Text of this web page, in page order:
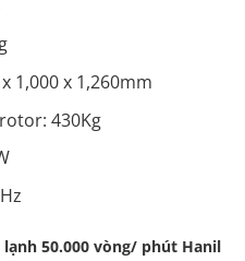
1,000 x 1,260mm
430Kg
50.000 vòng/ phút Hanil